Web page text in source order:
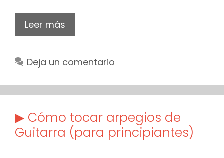
Leer más
Deja un comentario
▶ Cómo tocar arpegios de
Guitarra (para principiantes)